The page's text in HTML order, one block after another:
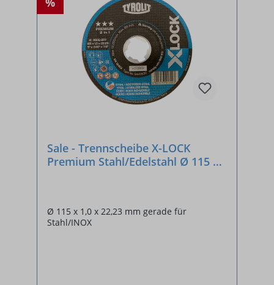
Sale - Trennscheibe X-LOCK
Premium Stahl/Edelstahl Ø 115 x
Ø 115 x 1,0 x 22,23 mm gerade für
Stahl/INOX